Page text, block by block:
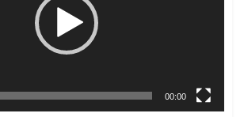
00:00